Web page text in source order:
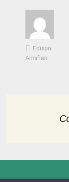
Equipo
Armiñan